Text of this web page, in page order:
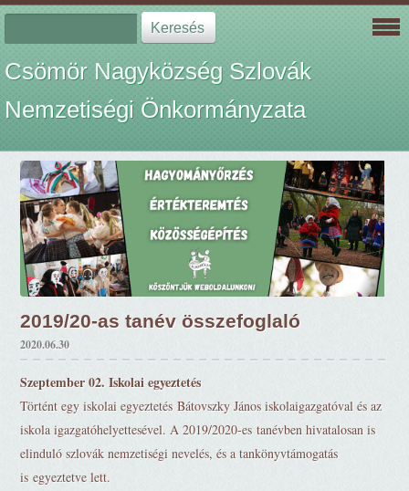
Csömör Nagyközség Szlovák
Nemzetiségi Önkormányzata
2019/20-as tanév összefoglaló
2020.06.30
Szeptember 02. Iskolai egyeztetés
Történt egy iskolai egyeztetés Bátovszky János iskolaigazgatóval és az
iskola igazgatóhelyettesével. A 2019/2020-es tanévben hivatalosan is
elinduló szlovák nemzetiségi nevelés, és a tankönyvtámogatás
is egyeztetve lett.